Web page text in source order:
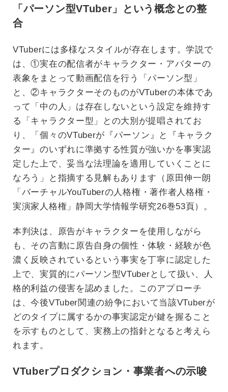
「パーソン型VTuber」という概念との整
合
VTuberには多様なスタイルが存在します。学説で
は、①実在の配信者がキャラクター・アバターの
表象をまとって動画配信を行う「パーソン型」
と、②キャラクターそのものがVTuberの本体であ
って「中の人」は存在しないという設定を維持す
る「キャラクター型」との大別が提唱されてお
り、「個々のVTuberが『パーソン』と『キャラク
ター』のいずれに準拠する性質が強いかを事実認
定した上で、妥当な法理論を適用していくことに
なろう」と指摘する見解もあります（原田伸一朗
「バーチャルYouTuberの人格権・著作者人格権・
実演家人格権」静岡大学情報学研究26巻53頁）。
本判決は、原告がキャラクターを使用しながら
も、その言動に原告自身の個性・体験・経験が色
濃く反映されているという事実を丁寧に認定した
上で、実質的にパーソン型VTuberとして扱い、人
格的利益の侵害を認めました。このアプローチ
は、今後VTuber関連の紛争において当該VTuberが
どのタイプに属するかの事実認定が鍵を握ること
を示すものとして、実務上の指針となると考えら
れます。
VTuberプロダクション・事業者への示唆